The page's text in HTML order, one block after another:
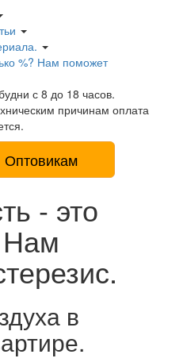
%? Нам поможет
с 8 до 18 часов.
причинам оплата
Оптовикам
- это
Нам
в